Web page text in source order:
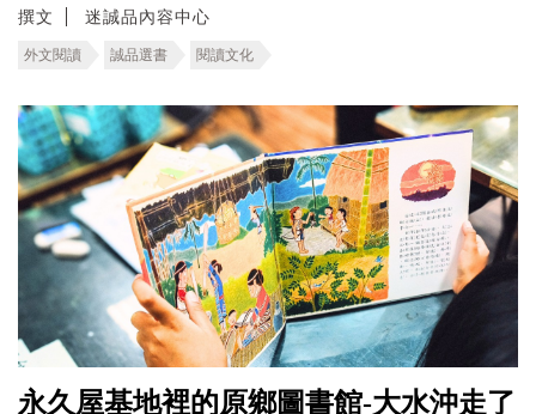
撰文 迷誠品內容中心
外文閱讀 誠品選書 閱讀文化
永久屋基地裡的原鄉圖書館-大水沖走了